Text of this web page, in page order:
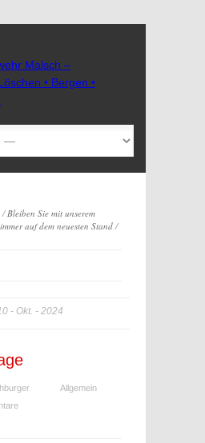
/Bleiben Sie mit unserem
auf dem neuesten Stand/
Okt. 2024
Allgemein